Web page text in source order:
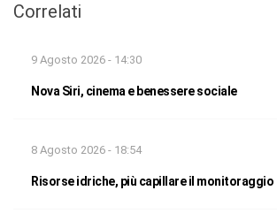
Correlati
9 Agosto 2026 - 14:30
Nova Siri, cinema e benessere sociale
8 Agosto 2026 - 18:54
Risorse idriche, più capillare il monitoraggio